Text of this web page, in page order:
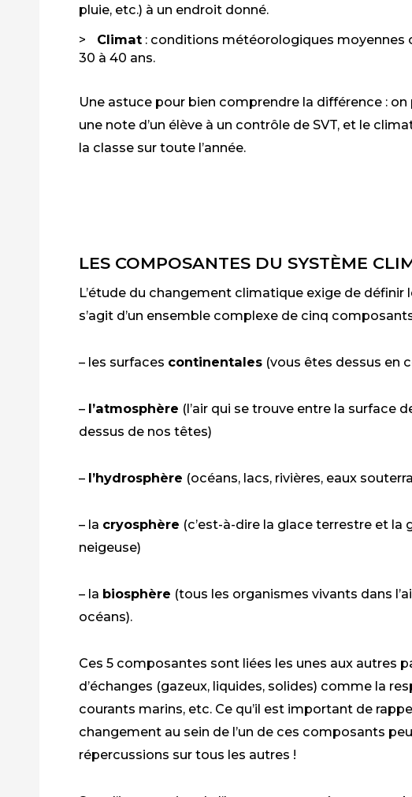
pluie, etc.) à un endroit donné.
Climat : conditions météorologiques moyennes
30 à 40 ans.
Une astuce pour bien comprendre la différence :
une note d’un élève à un contrôle de SVT, et le
la classe sur toute l’année.
LES COMPOSANTES DU SYSTÈME
L’étude du changement climatique exige de définir
s’agit d’un ensemble complexe de cinq
– les surfaces continentales (vous êtes dessus en
– l’atmosphère (l’air qui se trouve entre la surface
dessus de nos têtes)
– l’hydrosphère (océans, lacs, rivières, eaux
– la cryosphère (c’est-à-dire la glace terrestre et la
neigeuse)
– la biosphère (tous les organismes vivants dans
océans).
Ces 5 composantes sont liées les unes aux autres
d’échanges (gazeux, liquides, solides) comme la
courants marins, etc. Ce qu’il est important de
changement au sein de l’un de ces composants
répercussions sur tous les autres !